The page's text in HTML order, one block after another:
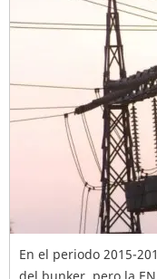
En el periodo 2015-